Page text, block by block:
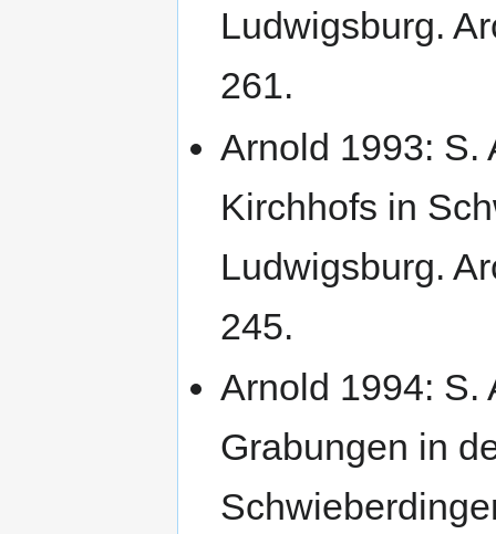
Ludwigsburg.
261.
Arnold 1993: S.
Kirchhofs in
Ludwigsburg.
245.
Arnold 1994: S.
Grabungen in